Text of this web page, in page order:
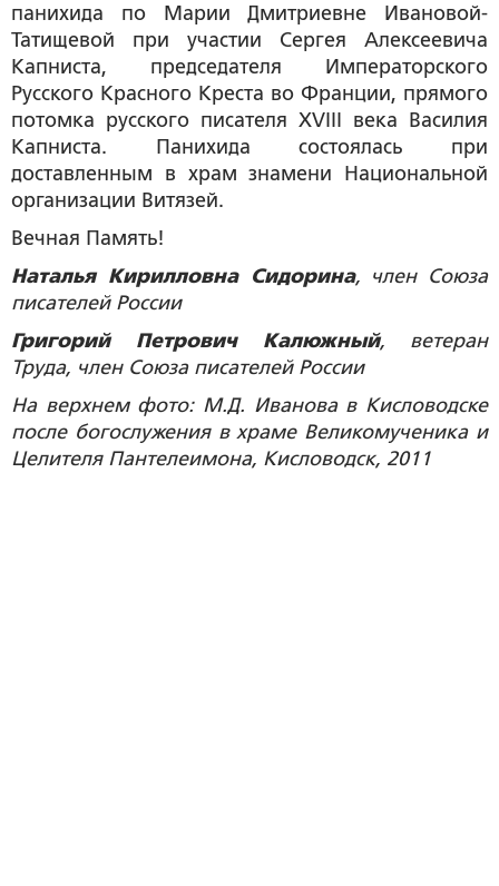
панихида по Марии Дмитриевне Ивановой-
Татищевой при участии Сергея Алексеевича
Капниста, председателя Императорского
Русского Красного Креста во Франции, прямого
потомка русского писателя XVIII века Василия
Капниста. Панихида состоялась при
доставленным в храм знамени Национальной
организации Витязей.
Вечная Память!
Наталья Кирилловна Сидорина, член Союза
писателей России
Григорий Петрович Калюжный, ветеран
Труда, член Союза писателей России
На верхнем фото: М.Д. Иванова в Кисловодске
после богослужения в храме Великомученика и
Целителя Пантелеимона, Кисловодск, 2011